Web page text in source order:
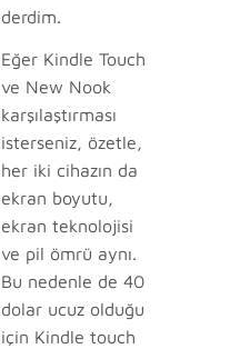
derdim.
Eğer Kindle Touch
ve New Nook
karşılaştırması
isterseniz, özetle,
her iki cihazın da
ekran boyutu,
ekran teknolojisi
ve pil ömrü aynı.
Bu nedenle de 40
dolar ucuz olduğu
için Kindle touch